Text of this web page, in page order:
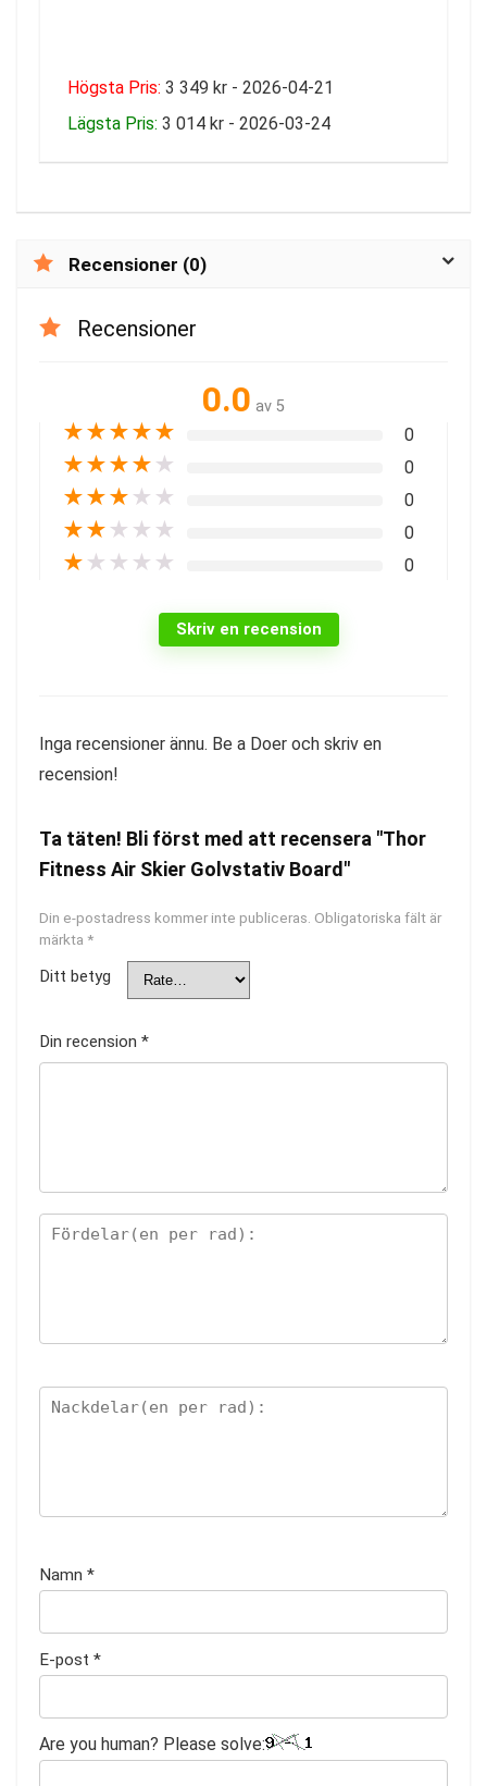
Högsta Pris: 3 349 kr - 2026-04-21
Lägsta Pris: 3 014 kr - 2026-03-24
Recensioner (0)
Recensioner
0.0 av 5
★★★★★ 0
★★★★ ★ 0
★★★ ★ ★ 0
★★ ★ ★ ★ 0
★ ★ ★ ★ ★ 0
Skriv en recension
Inga recensioner ännu. Be a Doer och skriv en
recension!
Ta täten! Bli först med att recensera "Thor
Fitness Air Skier Golvstativ Board"
Din e-postadress kommer inte publiceras. Obligatoriska fält är
märkta *
Ditt betyg
Din recension *
Namn *
E-post *
Are you human? Please solve: